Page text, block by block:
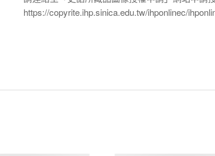
https://copyrite.ihp.sinica.edu.tw/ihponlinec/